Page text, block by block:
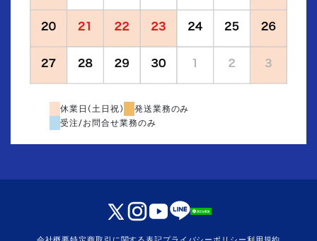
休業日(土日祝)
発送業務のみ
受注/お問合せ業務のみ